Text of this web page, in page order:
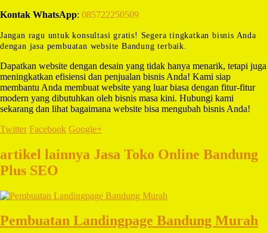
Kontak WhatsApp: 085722250509
Jangan ragu untuk konsultasi gratis! Segera tingkatkan bisnis Anda
dengan jasa pembuatan website Bandung terbaik.
Dapatkan website dengan desain yang tidak hanya menarik, tetapi juga
meningkatkan efisiensi dan penjualan bisnis Anda! Kami siap
membantu Anda membuat website yang luar biasa dengan fitur-fitur
modern yang dibutuhkan oleh bisnis masa kini. Hubungi kami
sekarang dan lihat bagaimana website bisa mengubah bisnis Anda!
Twitter Facebook Google+
artikel lainnya Jasa Toko Online Bandung
Plus SEO
Pembuatan Landingpage Bandung Murah